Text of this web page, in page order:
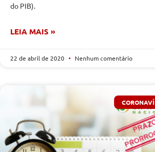
do PIB).
LEIA MAIS »
22 de abril de 2020 Nenhum comentário